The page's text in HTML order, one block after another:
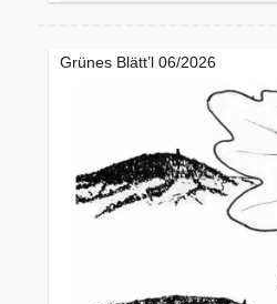
Grünes Blätt’l 06/2026